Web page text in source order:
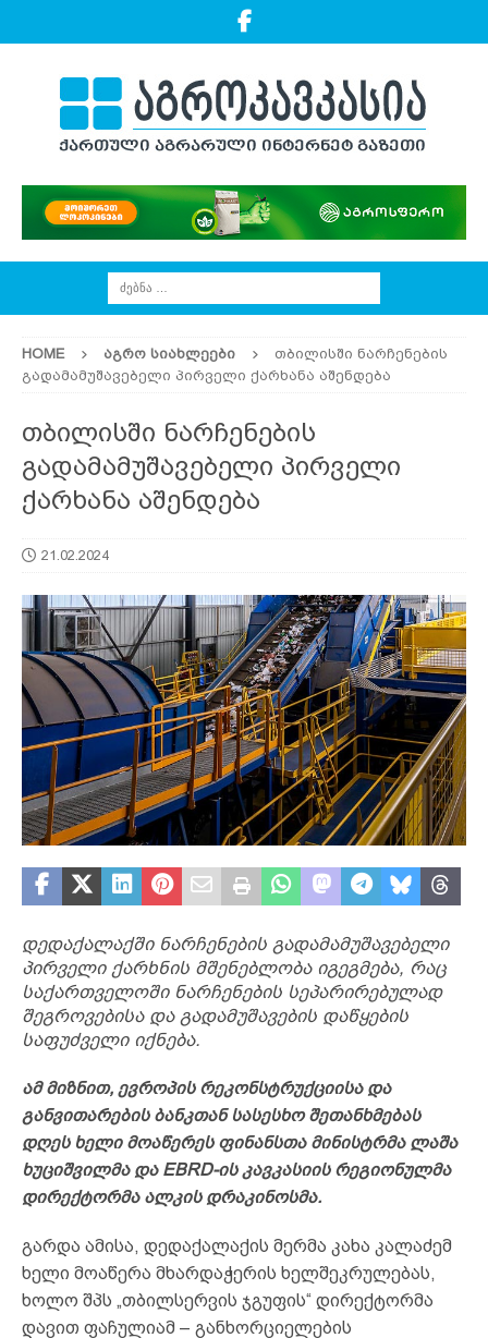
HOME ᲐᲒᲠᲝ ᲡᲘᲐᲮᲚᲔᲔᲑᲘ
თბილისში ნარჩენების
გადამამუშავებელი პირველი ქარხანა აშენდება
თბილისში ნარჩენების
გადამამუშავებელი პირველი
ქარხანა აშენდება
21.02.2024
დედაქალაქში ნარჩენების გადამამუშავებელი
პირველი ქარხნის მშენებლობა იგეგმება, რაც
საქართველოში ნარჩენების სეპარირებულად
შეგროვებისა და გადამუშავების დაწყების
საფუძველი იქნება.
ამ მიზნით, ევროპის რეკონსტრუქციისა და
განვითარების ბანკთან სასესხო შეთანხმებას
დღეს ხელი მოაწერეს ფინანსთა მინისტრმა ლაშა
ხუციშვილმა და EBRD-ის კავკასიის რეგიონულმა
დირექტორმა ალკის დრაკინოსმა.
გარდა ამისა, დედაქალაქის მერმა კახა კალაძემ
ხელი მოაწერა მხარდაჭერის ხელშეკრულებას,
ხოლო შპს „თბილსერვის ჯგუფის“ დირექტორმა
დავით ფაჩულიამ – განხორციელების